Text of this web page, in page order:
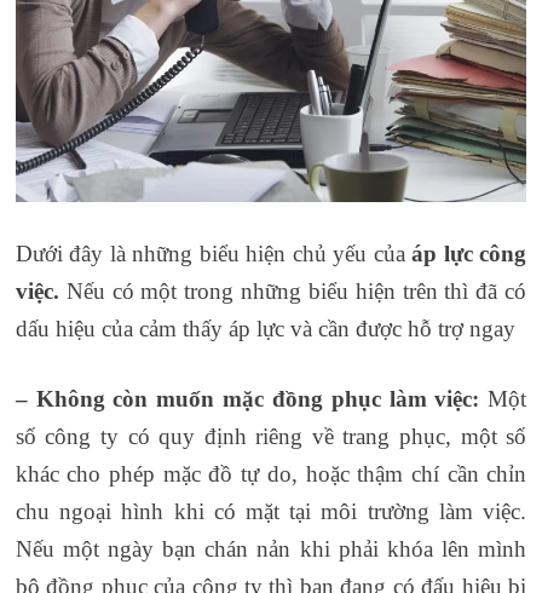
Dưới đây là những biểu hiện chủ yếu củaáp lực công
việc. Nếu có một trong những biểu hiện trên thì đã có
dấu hiệu của cảm thấy áp lực và cần được hỗ trợ ngay
– Không còn muốn mặc đồng phục làm việc: Một
số công ty có quy định riêng về trang phục, một số
khác cho phép mặc đồ tự do, hoặc thậm chí cần chỉn
chu ngoại hình khi có mặt tại môi trường làm việc.
Nếu một ngày bạn chán nản khi phải khóa lên mình
bộ đồng phục của công ty thì bạn đang có đấu hiệu bị